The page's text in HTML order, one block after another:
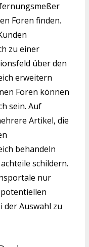
Foren finden.
zu einer
über den
erweitern
Foren können
sein. Auf
Artikel, die
behandeln
schildern.
nur
der Auswahl zu